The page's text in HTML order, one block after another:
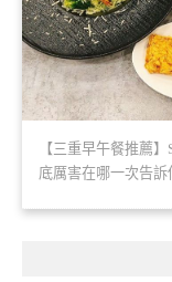
【三重早午餐推薦
底厲害在哪一次告訴